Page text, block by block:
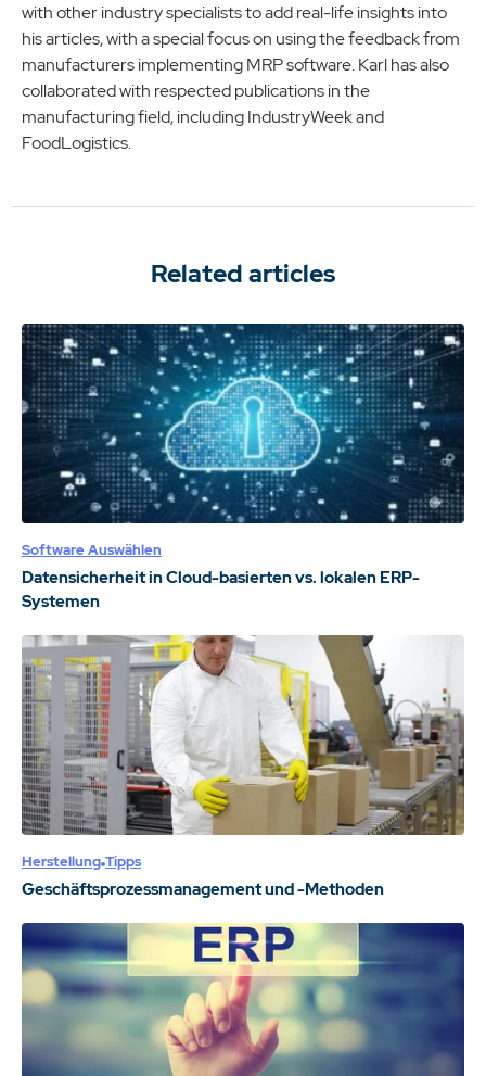
with other industry specialists to add real-life insights into
his articles, with a special focus on using the feedback from
manufacturers implementing MRP software. Karl has also
collaborated with respected publications in the
manufacturing field, including IndustryWeek and
FoodLogistics.
Related articles
Software Auswählen
Datensicherheit in Cloud-basierten vs. lokalen ERP-
Systemen
Herstellung Tipps
Geschäftsprozessmanagement und -Methoden